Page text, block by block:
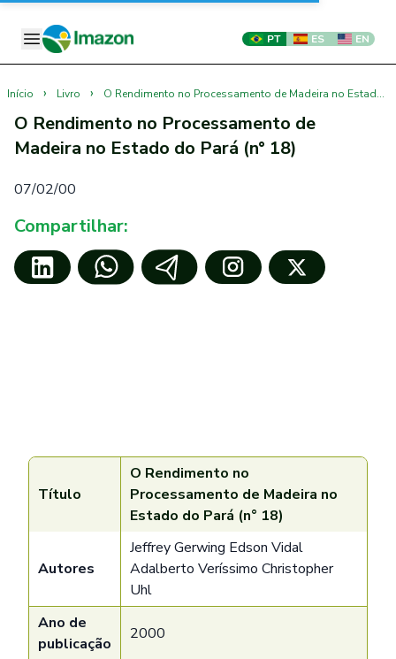
PT ES EN
Início › Livro › O Rendimento no Processamento de Madeira no Estado do Pará (n° 18)
O Rendimento no Processamento de
Madeira no Estado do Pará (n° 18)
07/02/00
Compartilhar:
Título
O Rendimento no
Processamento de Madeira no
Estado do Pará (n° 18)
Autores
Jeffrey Gerwing Edson Vidal
Adalberto Veríssimo Christopher
Uhl
Ano de
publicação
2000